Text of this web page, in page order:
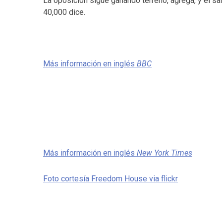
40,000 dice.
Más información en inglés BBC
Más información en inglés New York Times
Foto cortesía Freedom House via flickr